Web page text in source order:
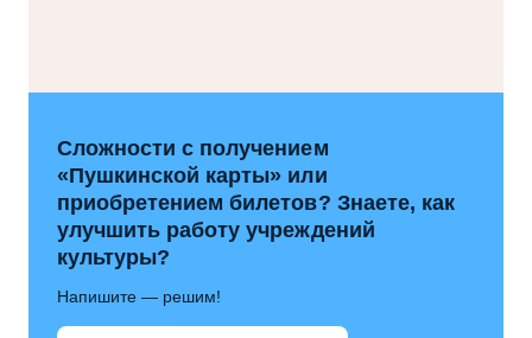
Сложности с получением
«Пушкинской карты» или
приобретением билетов? Знаете, как
улучшить работу учреждений
культуры?
Напишите — решим!